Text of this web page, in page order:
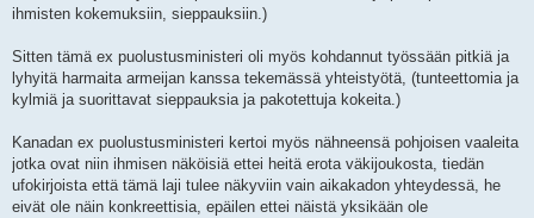
ihmisten kokemuksiin, sieppauksiin.)
Sitten tämä ex puolustusministeri oli myös kohdannut työssään pitkiä ja
lyhyitä harmaita armeijan kanssa tekemässä yhteistyötä, (tunteettomia ja
kylmiä ja suorittavat sieppauksia ja pakotettuja kokeita.)
Kanadan ex puolustusministeri kertoi myös nähneensä pohjoisen vaaleita
jotka ovat niin ihmisen näköisiä ettei heitä erota väkijoukosta, tiedän
ufokirjoista että tämä laji tulee näkyviin vain aikakadon yhteydessä, he
eivät ole näin konkreettisia, epäilen ettei näistä yksikään ole